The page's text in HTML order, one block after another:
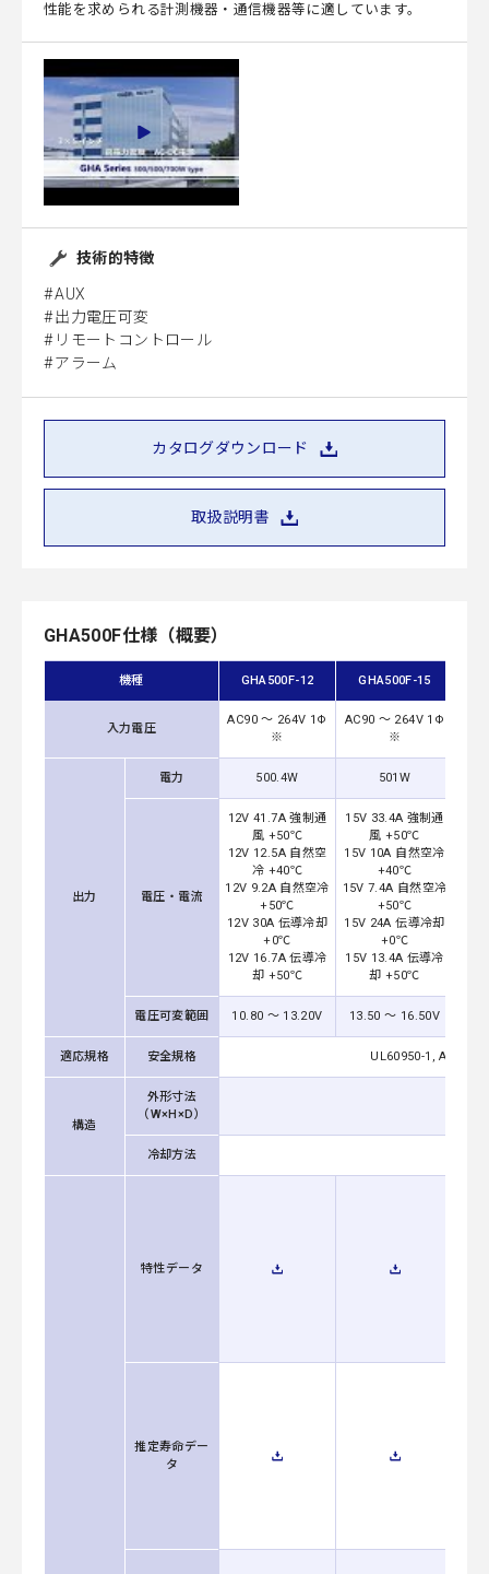
性能を求められる計測機器・通信機器等に適しています。
技術的特徴
AUX
出力電圧可変
リモートコントロール
アラーム
カタログダウンロード
取扱説明書
GHA500F仕様（概要）
機種 GHA500F-12 GHA500F-15
入力電圧
AC90 ～ 264V 1Φ
※
AC90 ～ 264V 1Φ
※
出力
電力 500.4W 501W
電圧・電流
12V 41.7A 強制通
風 +50℃
12V 12.5A 自然空
冷 +40℃
12V 9.2A 自然空冷
+50℃
12V 30A 伝導冷却
+0℃
12V 16.7A 伝導冷
却 +50℃
15V 33.4A 強制通
風 +50℃
15V 10A 自然空冷
+40℃
15V 7.4A 自然空冷
+50℃
15V 24A 伝導冷却
+0℃
15V 13.4A 伝導冷
却 +50℃
電圧可変範囲 10.80 ～ 13.20V 13.50 ～ 16.50V
適応規格 安全規格 UL60950-1, ANSI/
構造
外形寸法
（W×H×D）
冷却方法
特性データ
推定寿命デー
タ